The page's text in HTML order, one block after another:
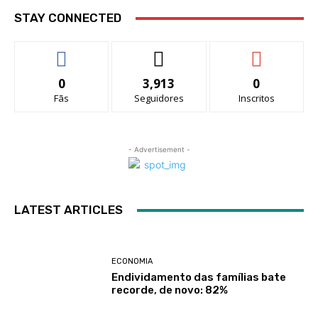
STAY CONNECTED
0
Fãs
3,913
Seguidores
0
Inscritos
- Advertisement -
LATEST ARTICLES
ECONOMIA
Endividamento das famílias bate
recorde, de novo: 82%